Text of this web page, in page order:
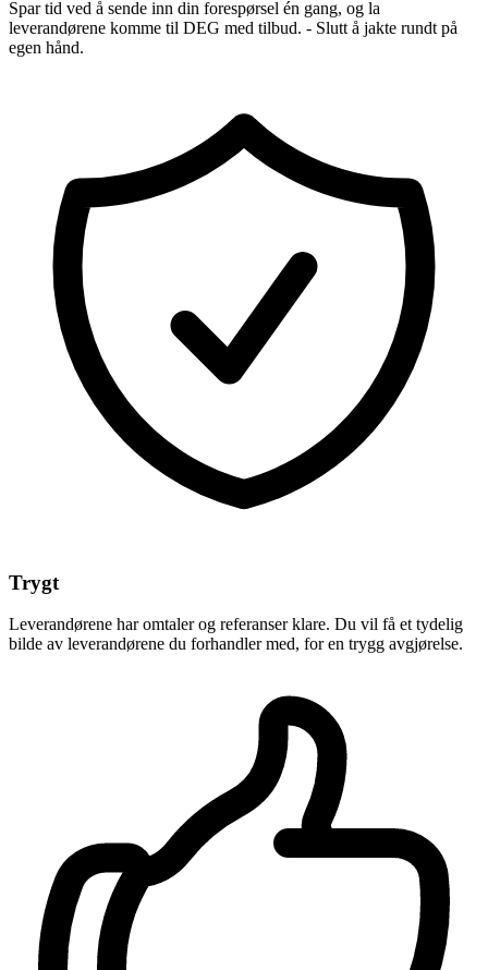
Spar tid ved å sende inn din forespørsel én gang, og la
leverandørene komme til DEG med tilbud. - Slutt å jakte rundt på
egen hånd.
Trygt
Leverandørene har omtaler og referanser klare. Du vil få et tydelig
bilde av leverandørene du forhandler med, for en trygg avgjørelse.